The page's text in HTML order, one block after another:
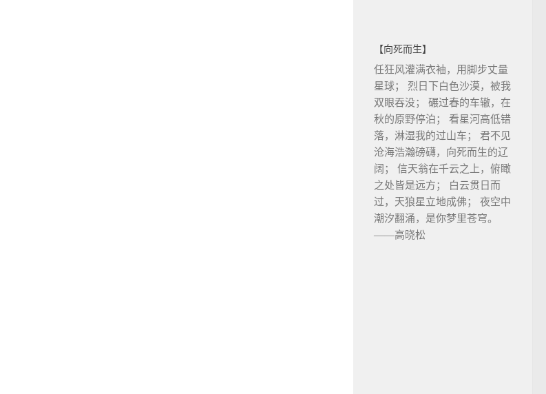
【向死而生】
任狂风灌满衣袖，用脚步丈量
星球； 烈日下白色沙漠，被我
双眼吞没； 碾过春的车辙，在
秋的原野停泊； 看星河高低错
落，淋湿我的过山车； 君不见
沧海浩瀚磅礴，向死而生的辽
阔； 信天翁在千云之上，俯瞰
之处皆是远方； 白云贯日而
过，天狼星立地成佛； 夜空中
潮汐翻涌，是你梦里苍穹。
——高晓松